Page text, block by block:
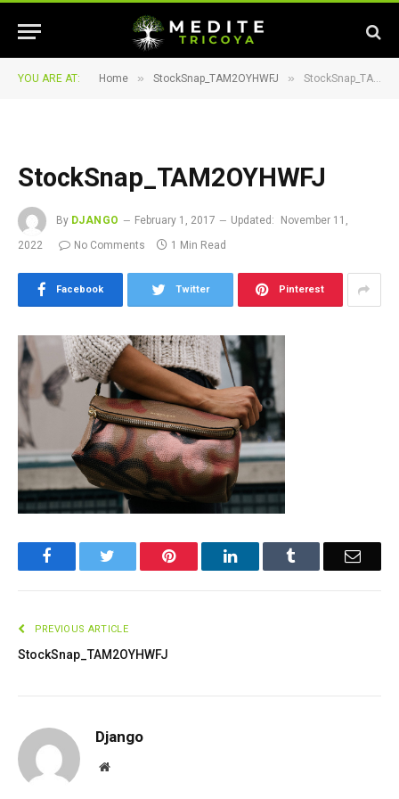
YOU ARE AT: Home » StockSnap_TAM2OYHWFJ » StockSnap_TAM2OYHWFJ
StockSnap_TAM2OYHWFJ
By DJANGO February 1, 2017 Updated:
November 11,
2022
No Comments 1 Min Read
Facebook Twitter Pinterest
Facebook Pinterest LinkedIn Email
PREVIOUS ARTICLE
StockSnap_TAM2OYHWFJ
Django
Website